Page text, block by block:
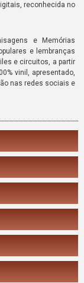
reconhecida no
e Memórias
e lembranças
e circuitos, a partir
vinil, apresentado,
nas redes sociais e